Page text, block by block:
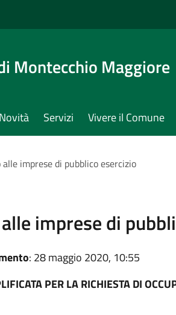
Montecchio Maggiore
Novità Servizi Vivere il Comune
alle imprese di pubblico esercizio
imprese di
: 28 maggio 2020, 10:55
PER LA RICHIESTA DI